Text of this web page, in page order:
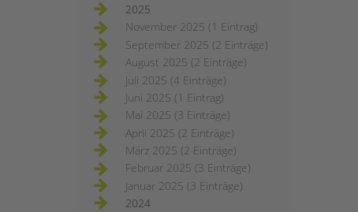
2025
November 2025 (1 Eintrag)
September 2025 (2 Einträge)
August 2025 (2 Einträge)
Juli 2025 (4 Einträge)
Juni 2025 (1 Eintrag)
Mai 2025 (3 Einträge)
April 2025 (2 Einträge)
März 2025 (2 Einträge)
Februar 2025 (3 Einträge)
Januar 2025 (3 Einträge)
2024